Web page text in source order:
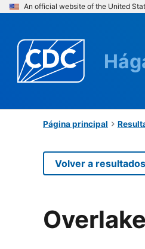
An official website of the United
Página principal
Volver a resultados